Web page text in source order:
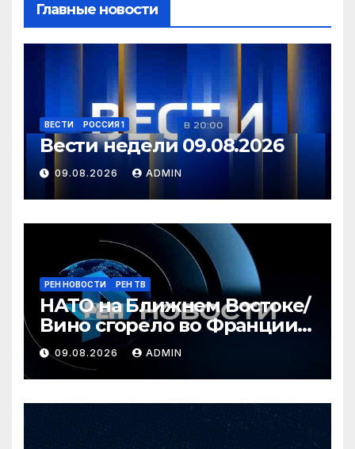
Главные новости
ВЕСТИ РОССИЯ 1
Вести недели 09.08.2026
09.08.2026 ADMIN
РЕН НОВОСТИ РЕН ТВ
НАТО на Ближнем Востоке/
Вино сгорело во Франции /
Ядовитые пауки в РФ/ РЕН
Новости 12:30, 09.08.2026
09.08.2026 ADMIN